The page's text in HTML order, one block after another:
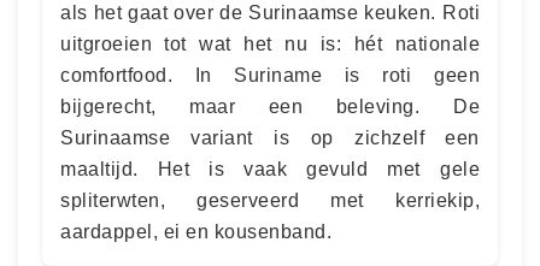
als het gaat over de Surinaamse keuken. Roti
uitgroeien tot wat het nu is: hét nationale
comfortfood. In Suriname is roti geen
bijgerecht, maar een beleving. De
Surinaamse variant is op zichzelf een
maaltijd. Het is vaak gevuld met gele
spliterwten, geserveerd met kerriekip,
aardappel, ei en kousenband.